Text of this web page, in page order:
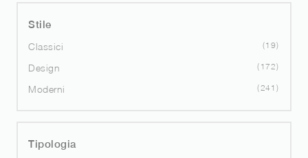
Stile
Classici
19
Design 172
Moderni 241
Tipologia